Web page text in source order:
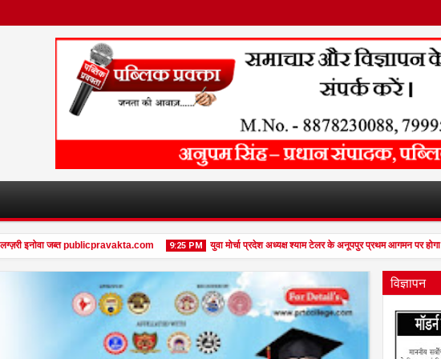
इनोवा जब्त publicpravakta.com 9:25 PM
Feb
युवा मोर्चा प्रदेश अध्यक्ष श्याम टेलर के अनूपपुर प्रथम आगमन पर होगा भव्य
विज्ञापन